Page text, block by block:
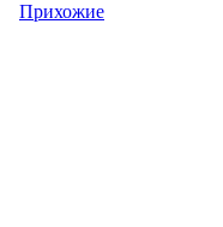
Прихожие